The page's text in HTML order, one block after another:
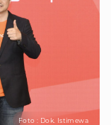
Foto : Dok. Istimewa